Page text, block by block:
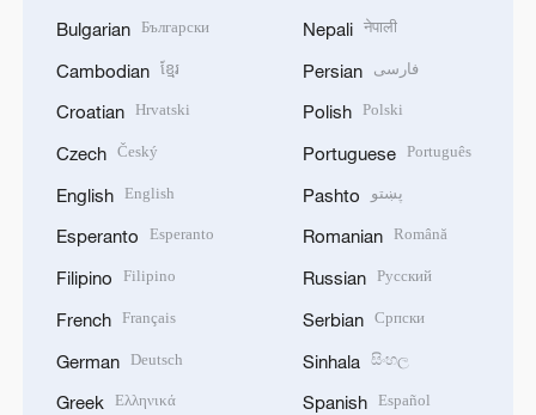
Bulgarian Български
Cambodian ខ្មែរ
Croatian Hrvatski
Czech Český
English English
Esperanto Esperanto
Filipino Filipino
French Français
German Deutsch
Greek Ελληνικά
Nepali नेपाली
Persian فارسی
Polish Polski
Portuguese Português
Pashto پښتو
Romanian Română
Russian Русский
Serbian Српски
Sinhala සිංහල
Spanish Español